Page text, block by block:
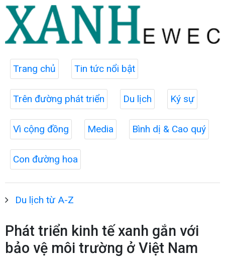
Trang chủ Tin tức nổi bật
Trên đường phát triển Du lịch Ký sự
Vì cộng đồng Media Bình dị & Cao quý
Con đường hoa
Du lịch từ A-Z
Phát triển kinh tế xanh gắn với
bảo vệ môi trường ở Việt Nam